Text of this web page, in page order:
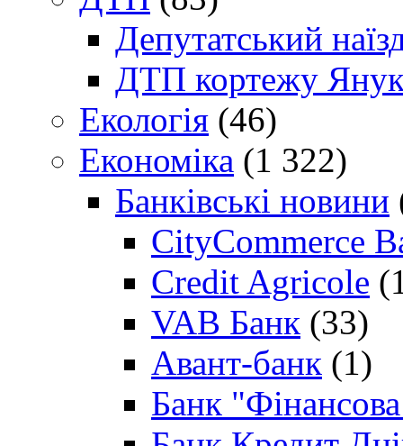
Депутатський
ДТП кортежу
Екологія (46)
Економіка (1 322)
Банківські новини
CityCommerce
Credit Agricole
VAB Банк (33)
Авант-банк (1)
Банк "Фінансова